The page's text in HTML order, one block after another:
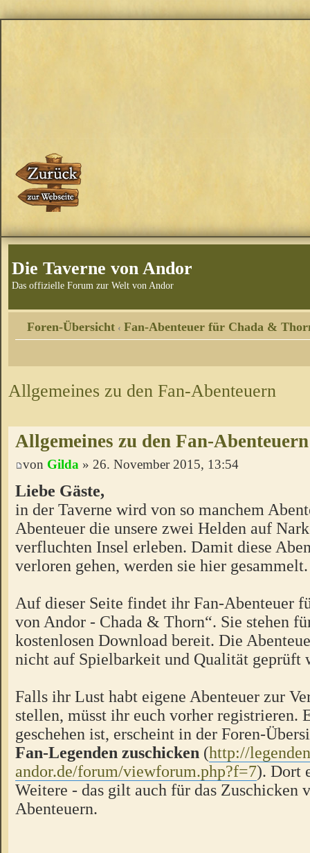
Die Taverne von Andor
Das offizielle Forum zur Welt von Andor
Foren-Übersicht ‹ Fan-Abenteuer für Chada &
Allgemeines zu den Fan-Abenteuern
Allgemeines zu den Fan-Abenteuern
von Gilda » 26. November 2015, 13:54
Liebe Gäste,
in der Taverne wird von so manchem
Abenteuer die unsere zwei Helden auf
verfluchten Insel erleben. Damit diese
verloren gehen, werden sie hier gesammelt.
Auf dieser Seite findet ihr Fan-Abenteuer
von Andor - Chada & Thorn“. Sie stehen
kostenlosen Download bereit. Die
nicht auf Spielbarkeit und Qualität geprüft
Falls ihr Lust habt eigene Abenteuer zur
stellen, müsst ihr euch vorher registrieren.
geschehen ist, erscheint in der Foren-
Fan-Legenden zuschicken (http://
andor.de/forum/viewforum.php?f=7). Dort
Weitere - das gilt auch für das Zuschicken
Abenteuern.